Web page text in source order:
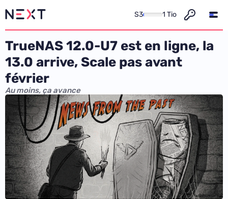
S3 1 Tio
TrueNAS 12.0-U7 est en ligne, la
13.0 arrive, Scale pas avant
février
Au moins, ça avance